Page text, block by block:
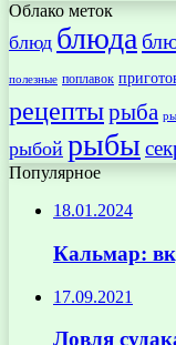
Облако меток
блюд блюда
полезные поплавок
рецептырыба
рыбой рыбы
Популярное
18.01.2024
Кальмар:
17.09.2021
Ловля